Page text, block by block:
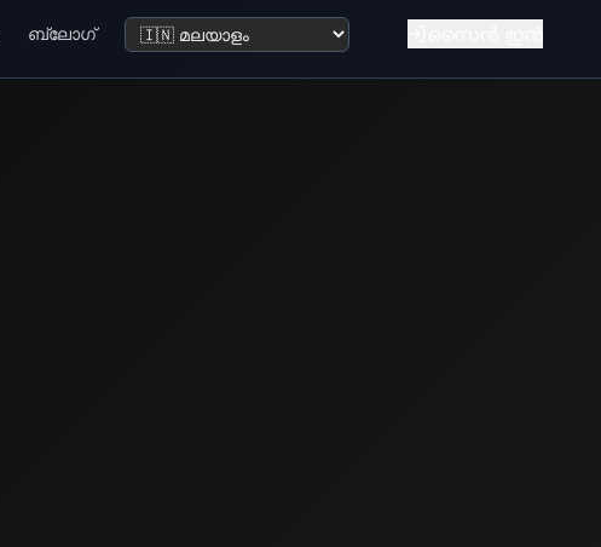
ബ്ലോഗ് ഭാഷ മാറ്റുക